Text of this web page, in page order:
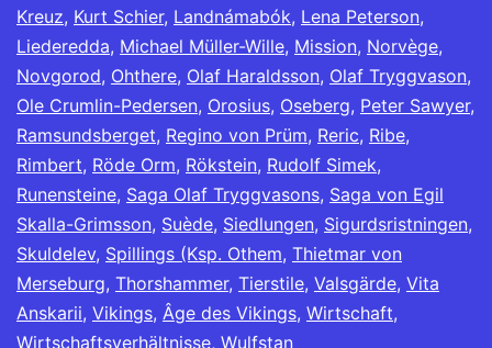
Kreuz, Kurt Schier, Landnámabók, Lena Peterson,
Liederedda, Michael Müller-Wille, Mission, Norvège,
Novgorod, Ohthere, Olaf Haraldsson, Olaf Tryggvason,
Ole Crumlin-Pedersen, Orosius, Oseberg, Peter Sawyer,
Ramsundsberget, Regino von Prüm, Reric, Ribe,
Rimbert, Röde Orm, Rökstein, Rudolf Simek,
Runensteine, Saga Olaf Tryggvasons, Saga von Egil
Skalla-Grimsson, Suède, Siedlungen, Sigurdsristningen,
Skuldelev, Spillings (Ksp. Othem, Thietmar von
Merseburg, Thorshammer, Tierstile, Valsgärde, Vita
Anskarii, Vikings, Âge des Vikings, Wirtschaft,
Wirtschaftsverhältnisse, Wulfstan